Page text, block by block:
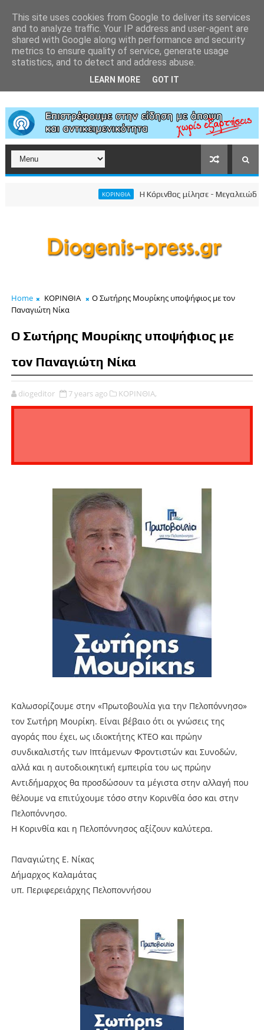
ΚΟΡΙΝΘΙΑ Η Κόρινθος μίλησε - Μεγαλειώδης
Home ΚΟΡΙΝΘΙΑ
Ο Σωτήρης Μουρίκης υποψήφιος με τον
Παναγιώτη Νίκα
Ο Σωτήρης Μουρίκης υποψήφιος με
τον Παναγιώτη Νίκα
diogeditor 7 years ago ΚΟΡΙΝΘΙΑ,
Καλωσορίζουμε στην «Πρωτοβουλία για την Πελοπόννησο»
τον Σωτήρη Μουρίκη. Είναι βέβαιο ότι οι γνώσεις της
αγοράς που έχει, ως ιδιοκτήτης ΚΤΕΟ και πρώην
συνδικαλιστής των Ιπτάμενων Φροντιστών και Συνοδών,
αλλά και η αυτοδιοικητική εμπειρία του ως πρώην
Αντιδήμαρχος θα προσδώσουν τα μέγιστα στην αλλαγή που
θέλουμε να επιτύχουμε τόσο στην Κορινθία όσο και στην
Πελοπόννησο.
Η Κορινθία και η Πελοπόννησος αξίζουν καλύτερα.
Παναγιώτης Ε. Νίκας
Δήμαρχος Καλαμάτας
υπ. Περιφερειάρχης Πελοποννήσου
This site uses cookies from Google to deliver its services
and to analyze traffic. Your IP address and user-agent are
shared with Google along with performance and security
metrics to ensure quality of service, generate usage
statistics, and to detect and address abuse.
LEARN MORE GOT IT